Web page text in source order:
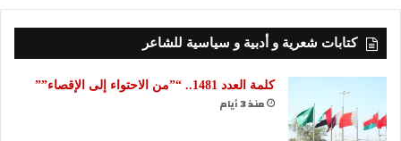
كتابات شعرية و أدبية و سياسية للشاعر
كلمة العدد 1481.. “”من الاحتواء إلى الإقصاء””
منذ 3 أيام